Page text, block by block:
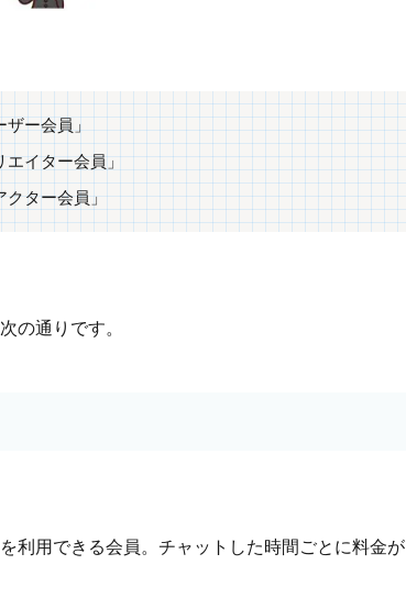
ー会員」
エイター会員」
クター会員」
の通りです。
利用できる会員。チャットした時間ごとに料金が